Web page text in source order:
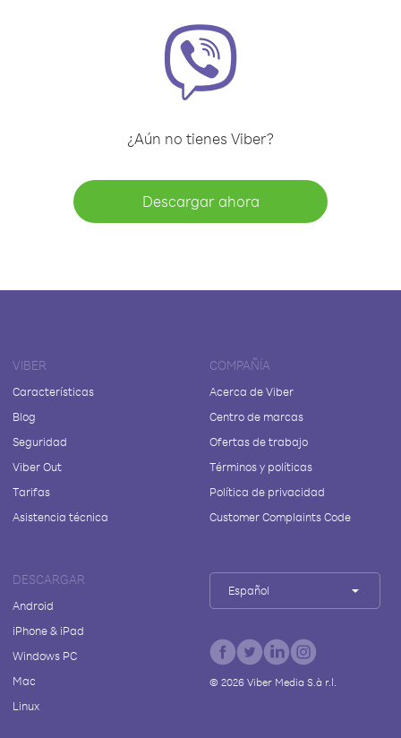
¿Aún no tienes Viber?
Descargar ahora
VIBER
Características
Blog
Seguridad
Viber Out
Tarifas
Asistencia técnica
COMPAÑÍA
Acerca de Viber
Centro de marcas
Ofertas de trabajo
Términos y políticas
Política de privacidad
Customer Complaints Code
DESCARGAR
Android
iPhone & iPad
Windows PC
Mac
Linux
Español
© 2026Viber Media S.à r.l.